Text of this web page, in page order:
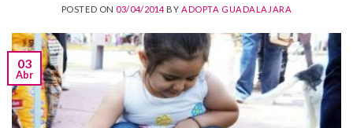
POSTED ON 03/04/2014BYADOPTA GUADALAJARA
03
Abr